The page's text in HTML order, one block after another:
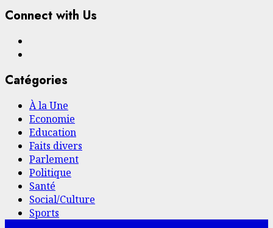
Connect with Us
Catégories
À la Une
Economie
Education
Faits divers
Parlement
Politique
Santé
Social/Culture
Sports